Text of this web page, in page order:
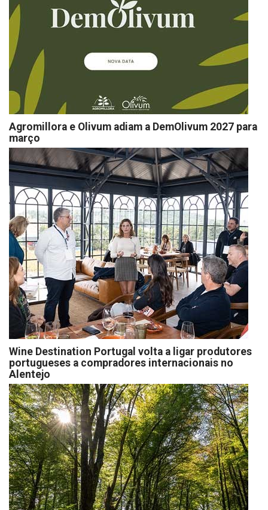
Agromillora e Olivum adiam a DemOlivum 2027 para
março
Wine Destination Portugal volta a ligar produtores
portugueses a compradores internacionais no
Alentejo